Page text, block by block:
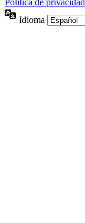
Política de privacidad
Idioma